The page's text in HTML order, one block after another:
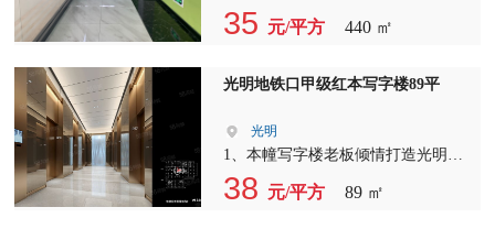
位而烦恼。
楼440平精装修培训中心，9个隔间，
可随时看房 二、全新装修，带隔
视野、采光观景均都非常好，消防设
司， 三、配套设施 项目周边商业配
套非常齐全银行、ATM、餐饮、咖啡
厅、茶楼、便利店、食堂、商务中
心、购物广场、超市百货、停车场等
35 元/平方 440 ㎡
光明地铁口甲级红本写字楼89平
光明
1、本幢写字楼老板倾情打造光明办
公级别高端，租金实惠，专为在光明
地区创业的朋友提供便利。 2、全新
38 元/平方 89 ㎡